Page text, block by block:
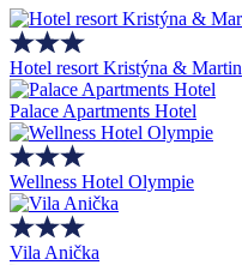
Hotel resort Kristýna & Martin
Palace Apartments Hotel
Wellness Hotel Olympie
Vila Anička